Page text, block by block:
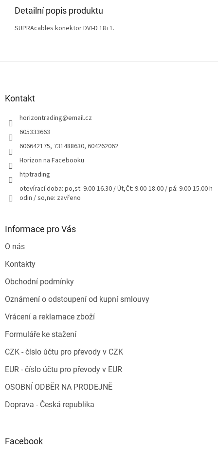
Detailní popis produktu
SUPRAcables konektor DVI-D 18+1.
Kontakt
horizontrading@email.cz
605333663
606642175, 731488630, 604262062
Horizon na Facebooku
htptrading
otevírací doba: po,st: 9.00-16.30 / Út,Čt: 9.00-18.00 / pá: 9.00-15.00 h
odin / so,ne: zavřeno
Informace pro Vás
O nás
Kontakty
Obchodní podmínky
Oznámení o odstoupení od kupní smlouvy
Vrácení a reklamace zboží
Formuláře ke stažení
CZK - číslo účtu pro převody v CZK
EUR - číslo účtu pro převody v EUR
OSOBNÍ ODBĚR NA PRODEJNĚ
Doprava - Česká republika
Facebook